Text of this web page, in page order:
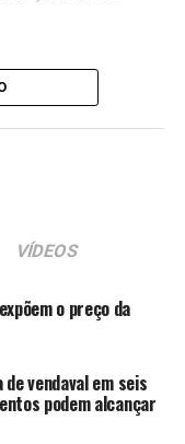
de
o
Santos
trabalho,
mercadorias,
de Janeiro. Por
e
que só foi
de
“Car-T Cell
mas
VÍDEOS
o preço da
vendaval em seis
podem alcançar